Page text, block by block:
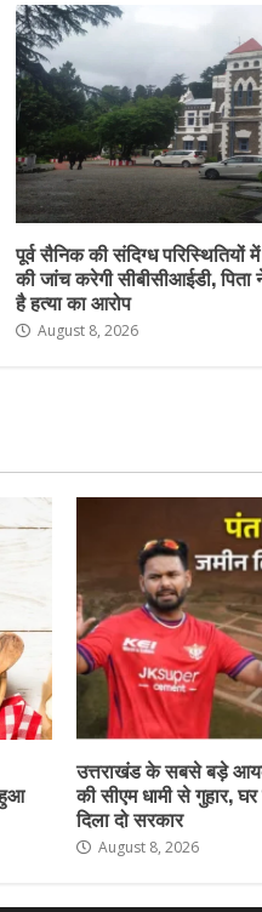
पूर्व सैनिक की संदिग्ध परिस्थितियों
की जांच करेगी सीबीसीआईडी, पिता
है हत्या का आरोप
August 8, 2026
उत्तराखंड के सबसे बड़े
की सीएम धामी से गुहार,
दिला दो सरकार
August 8, 2026